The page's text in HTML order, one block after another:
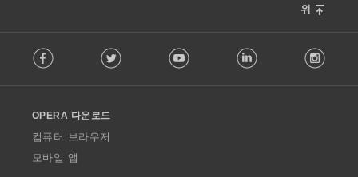
위
o
w
O
p
Facebook Twitter Youtube LinkedIn
OPERA 다운로드
컴퓨터 브라우저
모바일 앱